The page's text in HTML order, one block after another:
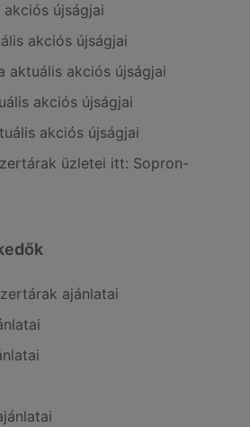
újságjai
akciós újságjai
aktuális akciós újságjai
akciós újságjai
akciós újságjai
üzletei itt: Sopron-
ajánlatai